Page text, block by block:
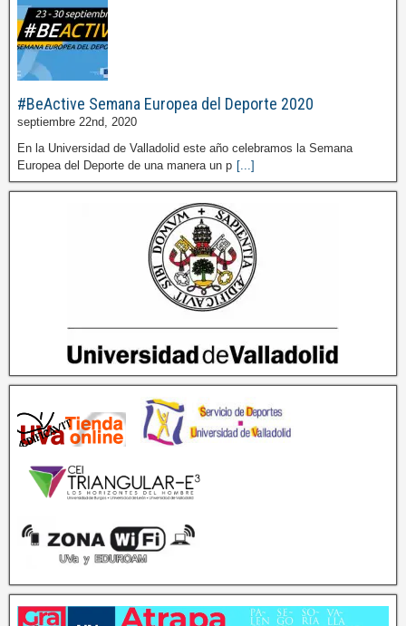
#BeActive Semana Europea del Deporte 2020
septiembre 22nd, 2020
En la Universidad de Valladolid este año celebramos la Semana
Europea del Deporte de una manera un p [...]